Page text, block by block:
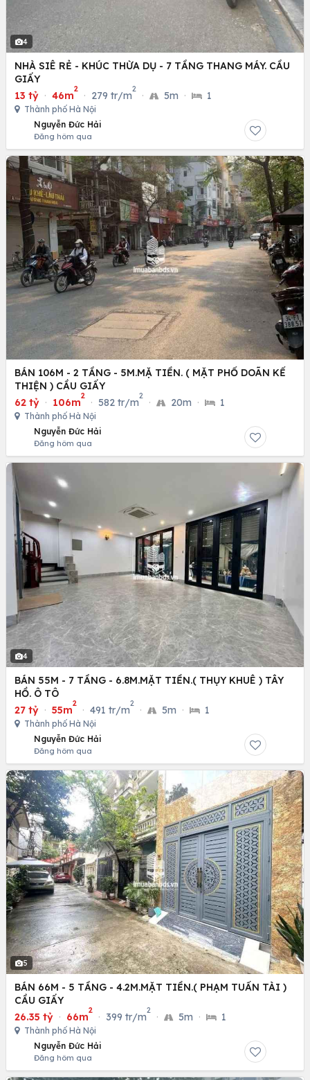
4
NHÀ SIÊ RẺ - KHÚC THỪA DỤ - 7 TẦNG THANG MÁY. CẦU
GIẤY
13 tỷ · 46m
2
· 279 tr/m
2
· 5m · 1
Thành phố Hà Nội
Nguyễn Đức Hải
Đăng hôm qua
BÁN 106M - 2 TẦNG - 5M.MẶ TIỀN. ( MẶT PHỐ DOÃN KẾ
THIỆN ) CẦU GIẤY
62 tỷ · 106m
2
· 582 tr/m
2
· 20m · 1
Thành phố Hà Nội
Nguyễn Đức Hải
Đăng hôm qua
4
BÁN 55M - 7 TẦNG - 6.8M.MẶT TIỀN.( THỤY KHUÊ ) TÂY
HỒ. Ô TÔ
27 tỷ · 55m
2
· 491 tr/m
2
· 5m · 1
Thành phố Hà Nội
Nguyễn Đức Hải
Đăng hôm qua
5
BÁN 66M - 5 TẦNG - 4.2M.MẶT TIỀN.( PHẠM TUẤN TÀI )
CẦU GIẤY
26.35 tỷ · 66m
2
· 399 tr/m
2
· 5m · 1
Thành phố Hà Nội
Nguyễn Đức Hải
Đăng hôm qua